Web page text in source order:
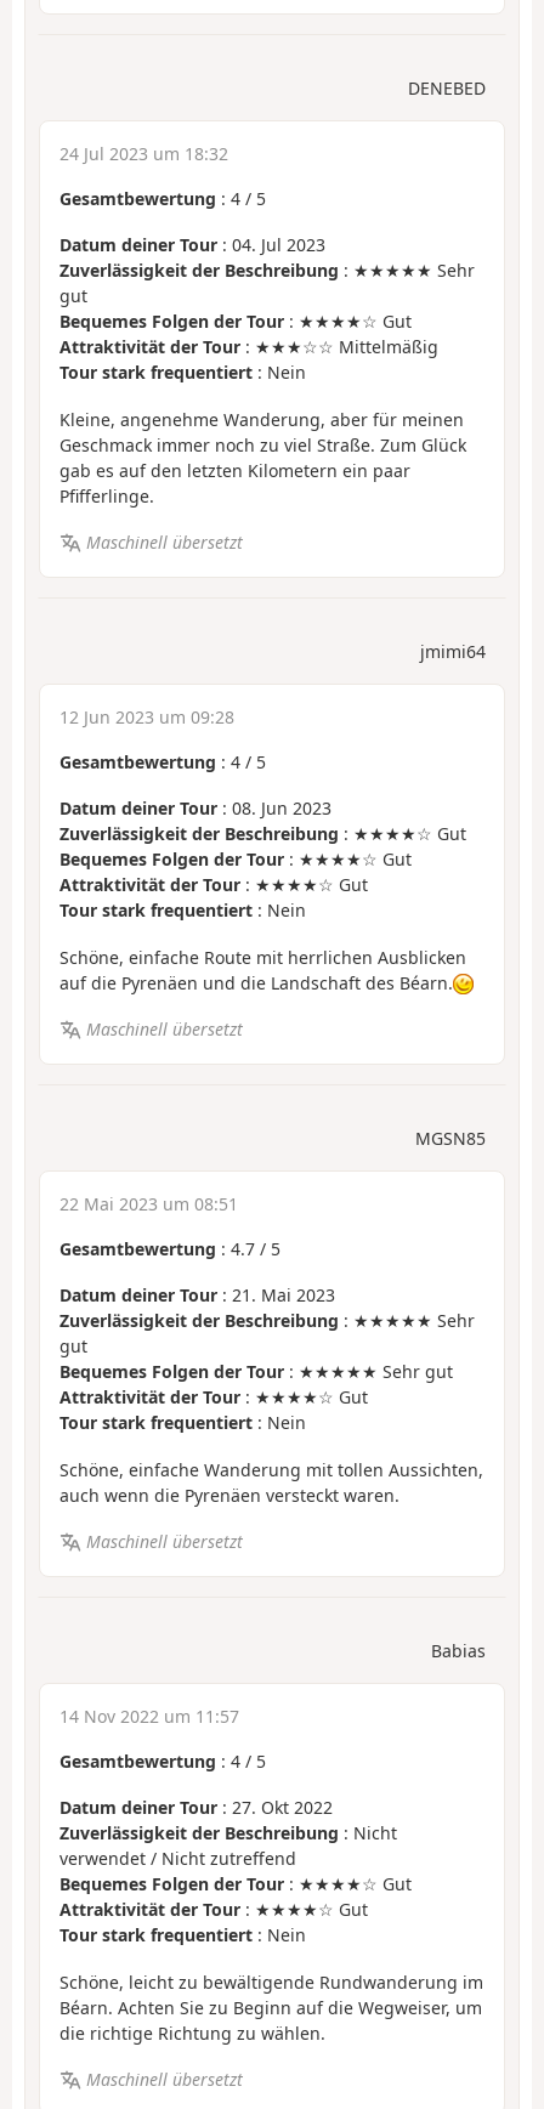
DENEBED
24 Jul 2023 um 18:32
Gesamtbewertung : 4 / 5
Datum deiner Tour : 04. Jul 2023
Zuverlässigkeit der Beschreibung : ★★★★★ Sehr
gut
Bequemes Folgen der Tour : ★★★★☆ Gut
Attraktivität der Tour : ★★★☆☆ Mittelmäßig
Tour stark frequentiert : Nein
Kleine, angenehme Wanderung, aber für meinen
Geschmack immer noch zu viel Straße. Zum Glück
gab es auf den letzten Kilometern ein paar
Pfifferlinge.
Maschinell übersetzt
jmimi64
12 Jun 2023 um 09:28
Gesamtbewertung : 4 / 5
Datum deiner Tour : 08. Jun 2023
Zuverlässigkeit der Beschreibung : ★★★★☆ Gut
Bequemes Folgen der Tour : ★★★★☆ Gut
Attraktivität der Tour : ★★★★☆ Gut
Tour stark frequentiert : Nein
Schöne, einfache Route mit herrlichen Ausblicken
auf die Pyrenäen und die Landschaft des Béarn.
Maschinell übersetzt
MGSN85
22 Mai 2023 um 08:51
Gesamtbewertung : 4.7 / 5
Datum deiner Tour : 21. Mai 2023
Zuverlässigkeit der Beschreibung : ★★★★★ Sehr
gut
Bequemes Folgen der Tour : ★★★★★ Sehr gut
Attraktivität der Tour : ★★★★☆ Gut
Tour stark frequentiert : Nein
Schöne, einfache Wanderung mit tollen Aussichten,
auch wenn die Pyrenäen versteckt waren.
Maschinell übersetzt
Babias
14 Nov 2022 um 11:57
Gesamtbewertung : 4 / 5
Datum deiner Tour : 27. Okt 2022
Zuverlässigkeit der Beschreibung : Nicht
verwendet / Nicht zutreffend
Bequemes Folgen der Tour : ★★★★☆ Gut
Attraktivität der Tour : ★★★★☆ Gut
Tour stark frequentiert : Nein
Schöne, leicht zu bewältigende Rundwanderung im
Béarn. Achten Sie zu Beginn auf die Wegweiser, um
die richtige Richtung zu wählen.
Maschinell übersetzt